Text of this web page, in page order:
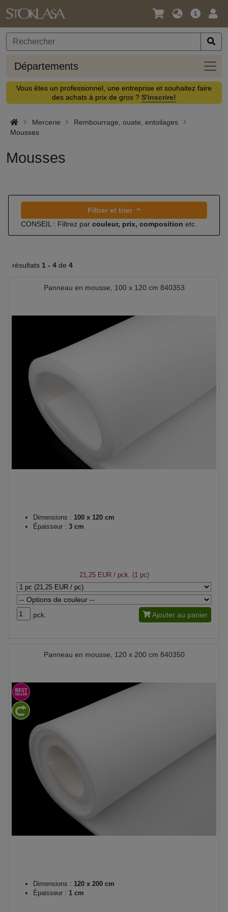
Langue
Devise
Offre
Départements
Vous êtes un professionnel, une entreprise et souhaitez faire
des achats à prix de gros ? S'inscrire!
Mercerie
Rembourrage, ouate, entoilages
Mousses
Mousses
Filtrer et trier
CONSEIL : Filtrez par couleur, prix, composition etc.
résultats 1 - 4 de 4
Panneau en mousse, 100 x 120 cm 840353
Dimensions : 100 x 120 cm
Épaisseur : 3 cm
21,25 EUR/ pck. (1 pc)
pck. Ajouter au panier
Panneau en mousse, 120 x 200 cm 840350
Dimensions : 120 x 200 cm
Épaisseur : 1 cm